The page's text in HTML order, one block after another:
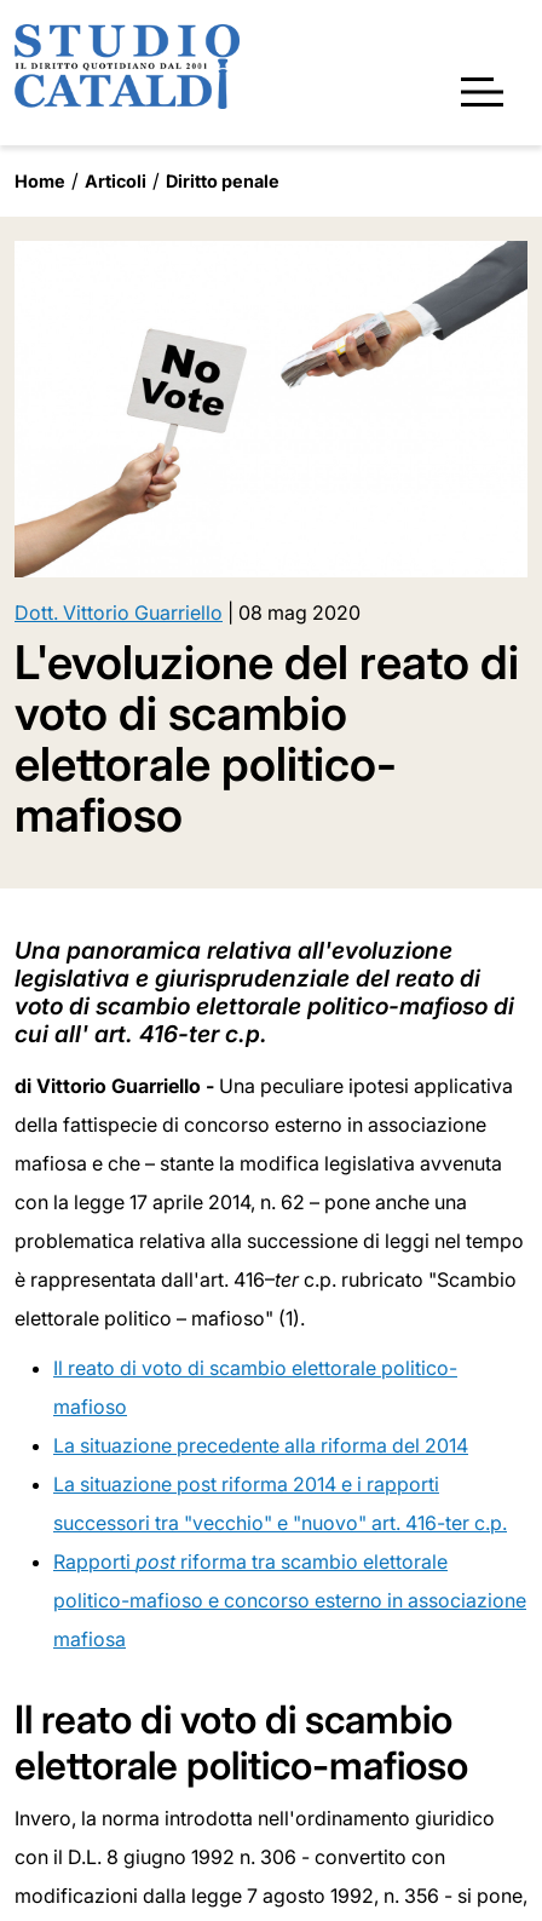
Home Articoli Diritto penale
Dott. Vittorio Guarriello 08 mag 2020
L'evoluzione del reato di
voto di scambio
elettorale politico-
mafioso
Una panoramica relativa all'evoluzione
legislativa e giurisprudenziale del reato di
voto di scambio elettorale politico-mafioso di
cui all' art. 416-ter c.p.
di Vittorio Guarriello - Una peculiare ipotesi applicativa
della fattispecie di concorso esterno in associazione
mafiosa e che – stante la modifica legislativa avvenuta
con la legge 17 aprile 2014, n. 62 – pone anche una
problematica relativa alla successione di leggi nel tempo
è rappresentata dall'art. 416–terc.p. rubricato "Scambio
elettorale politico – mafioso" (1).
Il reato di voto di scambio elettorale politico-
mafioso
La situazione precedente alla riforma del 2014
La situazione post riforma 2014 e i rapporti
successori tra "vecchio" e "nuovo" art. 416-ter c.p.
Rapporti post riforma tra scambio elettorale
politico-mafioso e concorso esterno in associazione
mafiosa
Il reato di voto di scambio
elettorale politico-mafioso
Invero, la norma introdotta nell'ordinamento giuridico
con il D.L. 8 giugno 1992 n. 306 - convertito con
modificazioni dalla legge 7 agosto 1992, n. 356 - si pone,